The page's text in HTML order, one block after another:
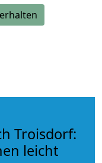
Troisdorf:
leicht